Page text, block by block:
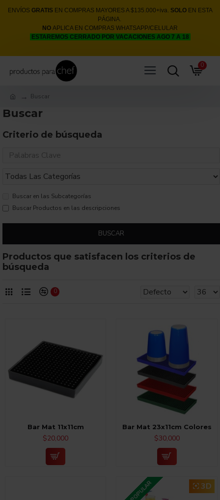
ENVÍOS GRATISEN COMPRAS MAYORES A $135.000+iva. SOLOEN ESTA
PÁGINA.
NO APLICA EN COMPRAS WHATSAPP/CELULAR
ESTAREMOS CERRADO POR VACACIONES AGO 7 A 18
0
Buscar
Buscar
Criterio de búsqueda
Buscar en las Subcategorías
Buscar Productos en las descripciones
BUSCAR
Productos que satisfacen los criterios de
búsqueda
0
Bar Mat 11x11cm
$20,000
Bar Mat 23x11cm Colores
$30,000
3D